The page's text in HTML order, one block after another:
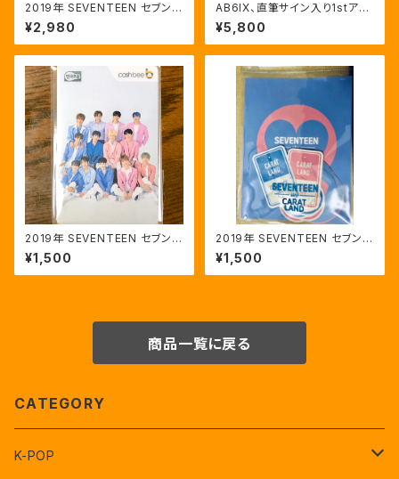
2019年 SEVENTEEN セブンテ
ィーン ソウル ファンミ GARLA
ND
¥2,980
AB6IX、直筆サイン入り1stアル
バム
¥5,800
2019年 SEVENTEEN セブンテ
ィーン ソウル ファンミ 公式キャ
ッシュビーカード CASH BEE C
ARD
¥1,500
2019年 SEVENTEEN セブンテ
ィーン ソウル ファンミ ステッカ
ーセット
¥1,500
商品一覧に戻る
CATEGORY
K-POP